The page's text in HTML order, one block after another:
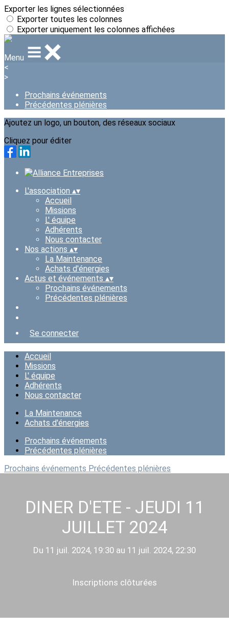
Exporter les lignes sélectionnées
Exporter toutes les colonnes
Exporter uniquement les colonnes affichées
Menu
<
>
Prochains événements
Précédentes plénières
Ajoutez un logo, un bouton, des réseaux sociaux
Cliquez pour éditer
L'association ▴▾
Accueil
Missions
L' équipe
Adhérents
Nous contacter
Nos actions ▴▾
La Maintenance
Achats d'énergies
Actus et événements ▴▾
Prochains événements
Précédentes plénières
Se connecter
Accueil
Missions
L' équipe
Adhérents
Nous contacter
La Maintenance
Achats d'énergies
Prochains événements
Précédentes plénières
Prochains événements Précédentes plénières
DINER D'ETE - JEUDI 11
JUILLET 2024
Du 11 juil. 2024, 19:30 au 11 juil. 2024, 22:30
Inscriptions clôturées